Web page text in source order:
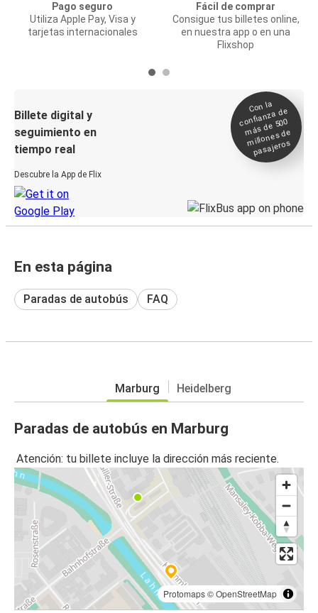
Pago seguro
Utiliza Apple Pay, Visa y
tarjetas internacionales
Fácil de comprar
Consigue tus billetes online,
en nuestra app o en una
Flixshop
Billete digital y
seguimiento en
tiempo real
Descubre la App de Flix
Con la
confianza de
más de 500
millones de
pasajeros
En esta página
Paradas de autobús FAQ
Marburg Heidelberg
Paradas de autobús en Marburg
Atención: tu billete incluye la dirección más reciente.
Protomaps©OpenStreetMap